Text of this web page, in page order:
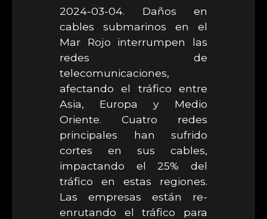
2024-03-04. Daños en
cables submarinos en el
Mar Rojo interrumpen las
redes de
telecomunicaciones,
afectando el tráfico entre
Asia, Europa y Medio
Oriente. Cuatro redes
principales han sufrido
cortes en sus cables,
impactando el 25% del
tráfico en estas regiones.
Las empresas están re-
enrutando el tráfico para